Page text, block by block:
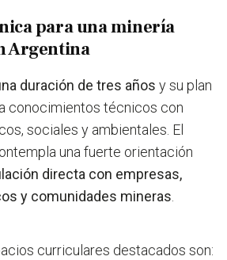
para una minería
Argentina
duración de tres años y su plan
conocimientos técnicos con
sociales y ambientales. El
una fuerte orientación
directa con empresas,
y comunidades mineras
curriculares destacados son: